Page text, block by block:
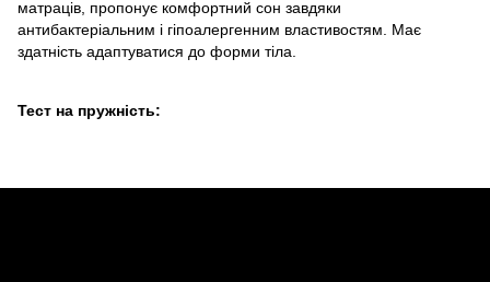
матраців, пропонує комфортний сон завдяки
антибактеріальним і гіпоалергенним властивостям. Має
здатність адаптуватися до форми тіла.
Тест на пружність: